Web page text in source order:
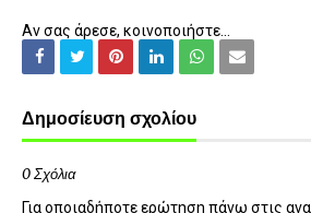
Αν σας άρεσε, κοινοποιήστε...
Δημοσίευση σχολίου
0 Σχόλια
Για οποιαδήποτε ερώτηση πάνω στις